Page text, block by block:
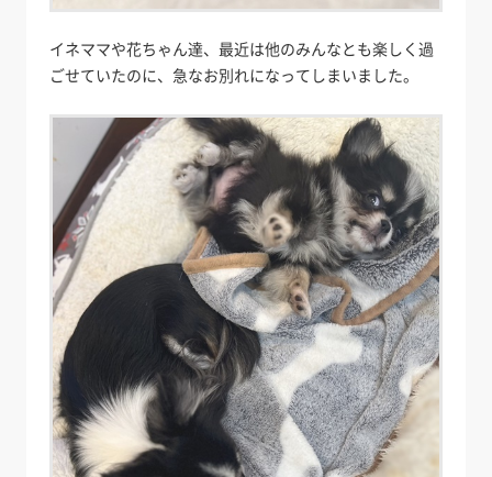
イネママや花ちゃん達、最近は他のみんなとも楽しく過
ごせていたのに、急なお別れになってしまいました。